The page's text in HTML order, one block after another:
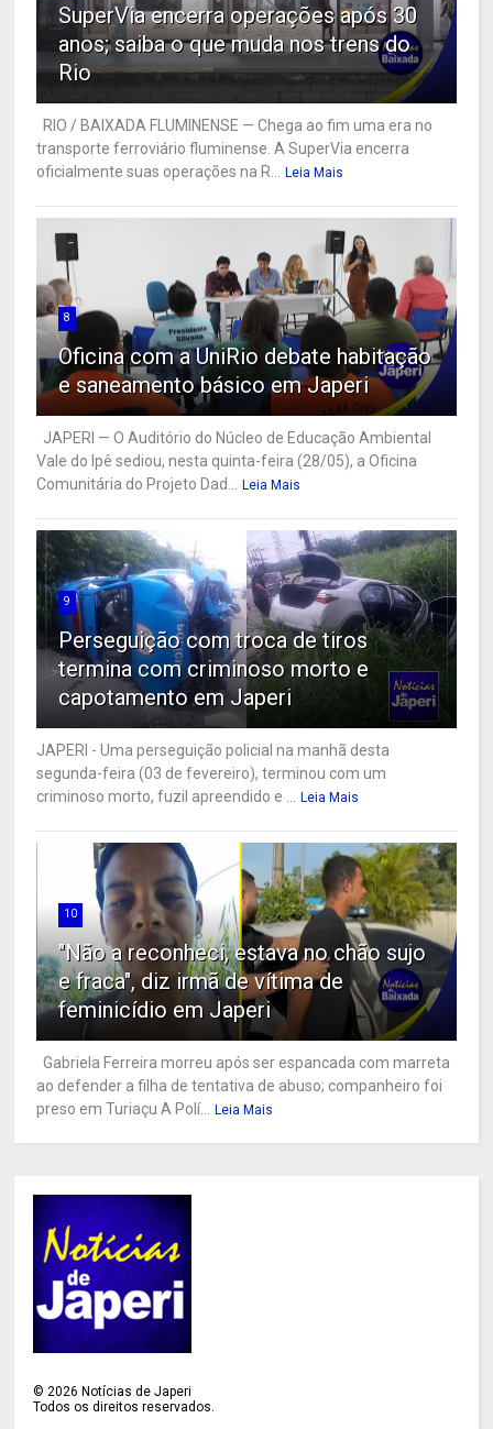
SuperVia encerra operações após 30
anos; saiba o que muda nos trens do
Rio
RIO / BAIXADA FLUMINENSE — Chega ao fim uma era no
transporte ferroviário fluminense. A SuperVia encerra
oficialmente suas operações na R...
Leia Mais
8
Oficina com a UniRio debate habitação
e saneamento básico em Japeri
JAPERI — O Auditório do Núcleo de Educação Ambiental
Vale do Ipê sediou, nesta quinta-feira (28/05), a Oficina
Comunitária do Projeto Dad...
Leia Mais
9
Perseguição com troca de tiros
termina com criminoso morto e
capotamento em Japeri
JAPERI - Uma perseguição policial na manhã desta
segunda-feira (03 de fevereiro), terminou com um
criminoso morto, fuzil apreendido e ...
Leia Mais
10
"Não a reconheci, estava no chão sujo
e fraca", diz irmã de vítima de
feminicídio em Japeri
Gabriela Ferreira morreu após ser espancada com marreta
ao defender a filha de tentativa de abuso; companheiro foi
preso em Turiaçu A Polí...
Leia Mais
© 2026 Notícias de Japeri
Todos os direitos reservados.